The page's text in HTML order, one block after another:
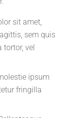
sit amet,
sem quis
tortor, vel
ipsum
fringilla